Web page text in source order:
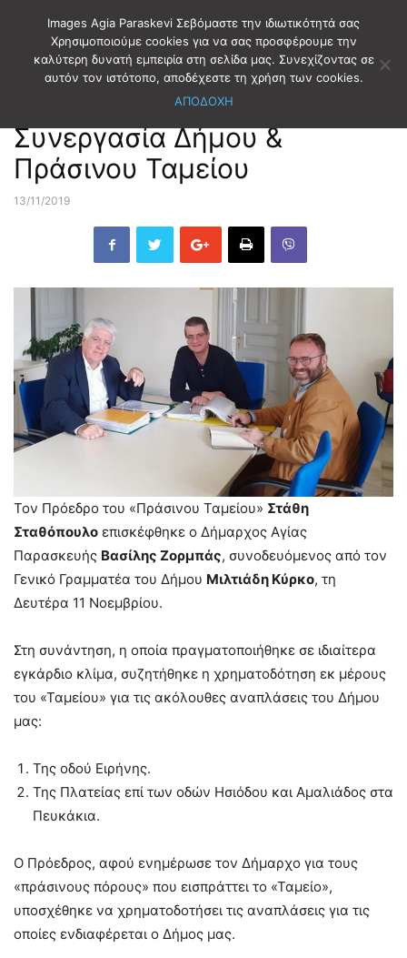
Αρχική ΔΗΜΟΤΙΚΑ ΝΕΑ
Συνεργασία Δήμου &
Πράσινου Ταμείου
13/11/2019
Τον Πρόεδρο του «Πράσινου Ταμείου» Στάθη
Σταθόπουλο επισκέφθηκε ο Δήμαρχος Αγίας
Παρασκευής Βασίλης Ζορμπάς, συνοδευόμενος από τον
Γενικό Γραμματέα του Δήμου Μιλτιάδη Κύρκο, τη
Δευτέρα 11 Νοεμβρίου.
Στη συνάντηση, η οποία πραγματοποιήθηκε σε ιδιαίτερα
εγκάρδιο κλίμα, συζητήθηκε η χρηματοδότηση εκ μέρους
του «Ταμείου» για τις ακόλουθες αναπλάσεις του Δήμου
μας:
Της οδού Ειρήνης.
Της Πλατείας επί των οδών Ησιόδου και Αμαλιάδος στα
Πευκάκια.
Ο Πρόεδρος, αφού ενημέρωσε τον Δήμαρχο για τους
«πράσινους πόρους» που εισπράττει το «Ταμείο»,
υποσχέθηκε να χρηματοδοτήσει τις αναπλάσεις για τις
οποίες ενδιαφέρεται ο Δήμος μας.
Images Agia Paraskevi Σεβόμαστε την ιδιωτικότητά σας
Χρησιμοποιούμε cookies για να σας προσφέρουμε την
καλύτερη δυνατή εμπειρία στη σελίδα μας. Συνεχίζοντας σε
αυτόν τον ιστότοπο, αποδέχεστε τη χρήση των cookies.
ΑΠΟΔΟΧΗ